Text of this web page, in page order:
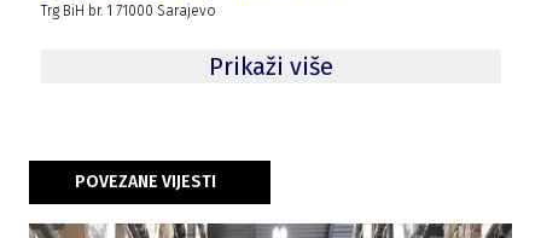
Trg BiH br. 1 71000 Sarajevo
Prikaži više
POVEZANE VIJESTI